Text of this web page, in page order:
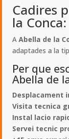
Cadires
la
A Abella de la
adaptades a la
Per que
Abella de
Desplacament
Visita tecnica
Instal lacio
Servei tecnic